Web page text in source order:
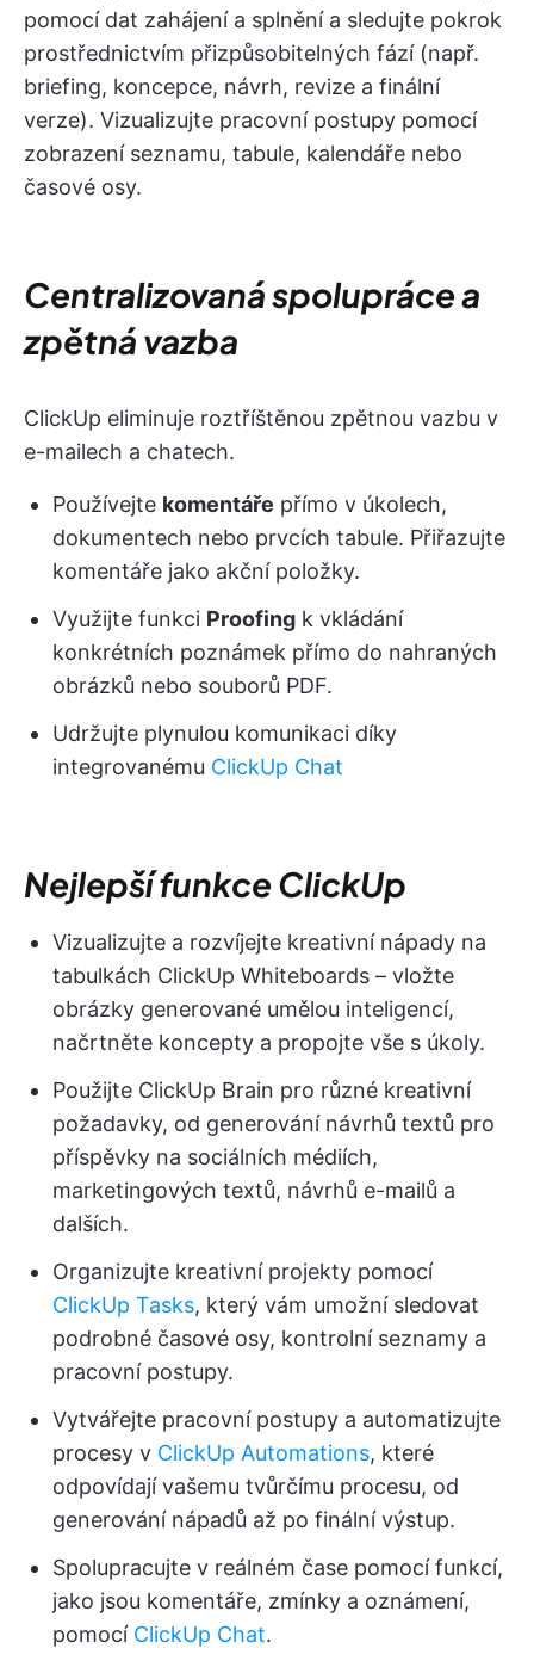
pomocí dat zahájení a splnění a sledujte pokrok
prostřednictvím přizpůsobitelných fází (např.
briefing, koncepce, návrh, revize a finální
verze). Vizualizujte pracovní postupy pomocí
zobrazení seznamu, tabule, kalendáře nebo
časové osy.
Centralizovaná spolupráce a
zpětná vazba
ClickUp eliminuje roztříštěnou zpětnou vazbu v
e-mailech a chatech.
Používejte komentáře přímo v úkolech,
dokumentech nebo prvcích tabule. Přiřazujte
komentáře jako akční položky.
Využijte funkci Proofing k vkládání
konkrétních poznámek přímo do nahraných
obrázků nebo souborů PDF.
Udržujte plynulou komunikaci díky
integrovanému ClickUp Chat
Nejlepší funkce ClickUp
Vizualizujte a rozvíjejte kreativní nápady na
tabulkách ClickUp Whiteboards – vložte
obrázky generované umělou inteligencí,
načrtněte koncepty a propojte vše s úkoly.
Použijte ClickUp Brain pro různé kreativní
požadavky, od generování návrhů textů pro
příspěvky na sociálních médiích,
marketingových textů, návrhů e-mailů a
dalších.
Organizujte kreativní projekty pomocí
ClickUp Tasks, který vám umožní sledovat
podrobné časové osy, kontrolní seznamy a
pracovní postupy.
Vytvářejte pracovní postupy a automatizujte
procesy v ClickUp Automations, které
odpovídají vašemu tvůrčímu procesu, od
generování nápadů až po finální výstup.
Spolupracujte v reálném čase pomocí funkcí,
jako jsou komentáře, zmínky a oznámení,
pomocí ClickUp Chat.